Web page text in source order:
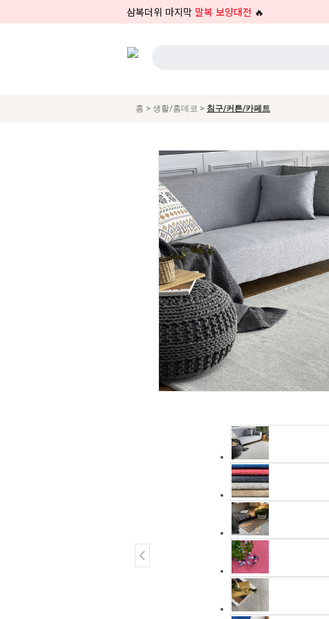
삼복더위 마지막 말복 보양대전 🔥
홈 > 생활/홈데코 > 침구/커튼/카페트